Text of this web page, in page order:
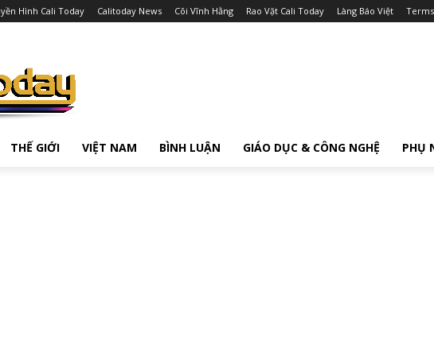
Hình Cali Today Calitoday News Cõi Vĩnh Hằng Rao Vặt Cali Today Làng Báo Việt
THẾ GIỚI VIỆT NAM BÌNH LUẬN GIÁO DỤC & CÔNG NGHỆ PHỤ